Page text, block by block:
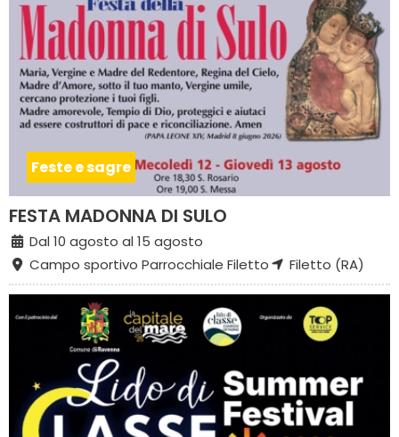
Feste e sagre
FESTA MADONNA DI SULO
Dal 10 agosto al 15 agosto
Campo sportivo Parrocchiale Filetto
Filetto (RA)